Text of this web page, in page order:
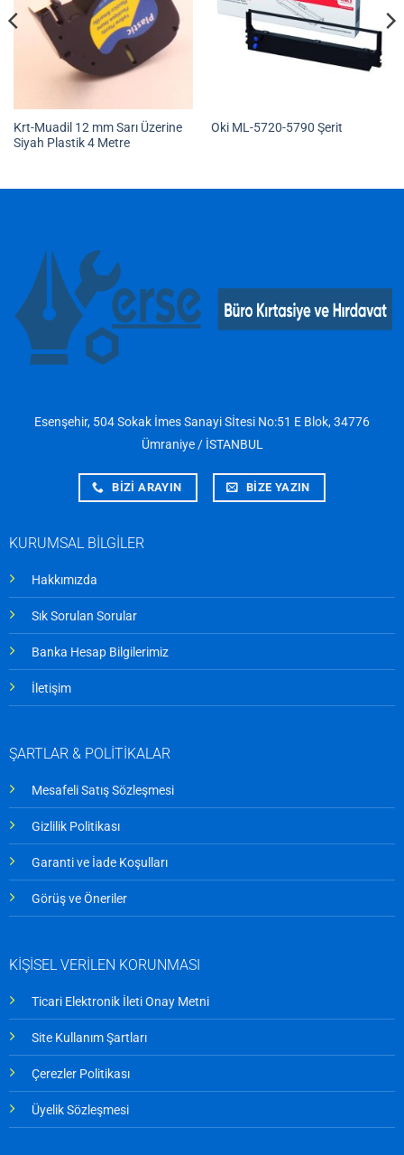
Krt-Muadil 12 mm Sarı Üzerine
Siyah Plastik 4 Metre
Oki ML-5720-5790 Şerit
Esenşehir, 504 Sokak İmes Sanayi Sİtesi No:51 E Blok, 34776
Ümraniye / İSTANBUL
BİZİ ARAYIN BİZE YAZIN
KURUMSAL BİLGİLER
Hakkımızda
Sık Sorulan Sorular
Banka Hesap Bilgilerimiz
İletişim
ŞARTLAR & POLİTİKALAR
Mesafeli Satış Sözleşmesi
Gizlilik Politikası
Garanti ve İade Koşulları
Görüş ve Öneriler
KİŞİSEL VERİLEN KORUNMASI
Ticari Elektronik İleti Onay Metni
Site Kullanım Şartları
Çerezler Politikası
Üyelik Sözleşmesi